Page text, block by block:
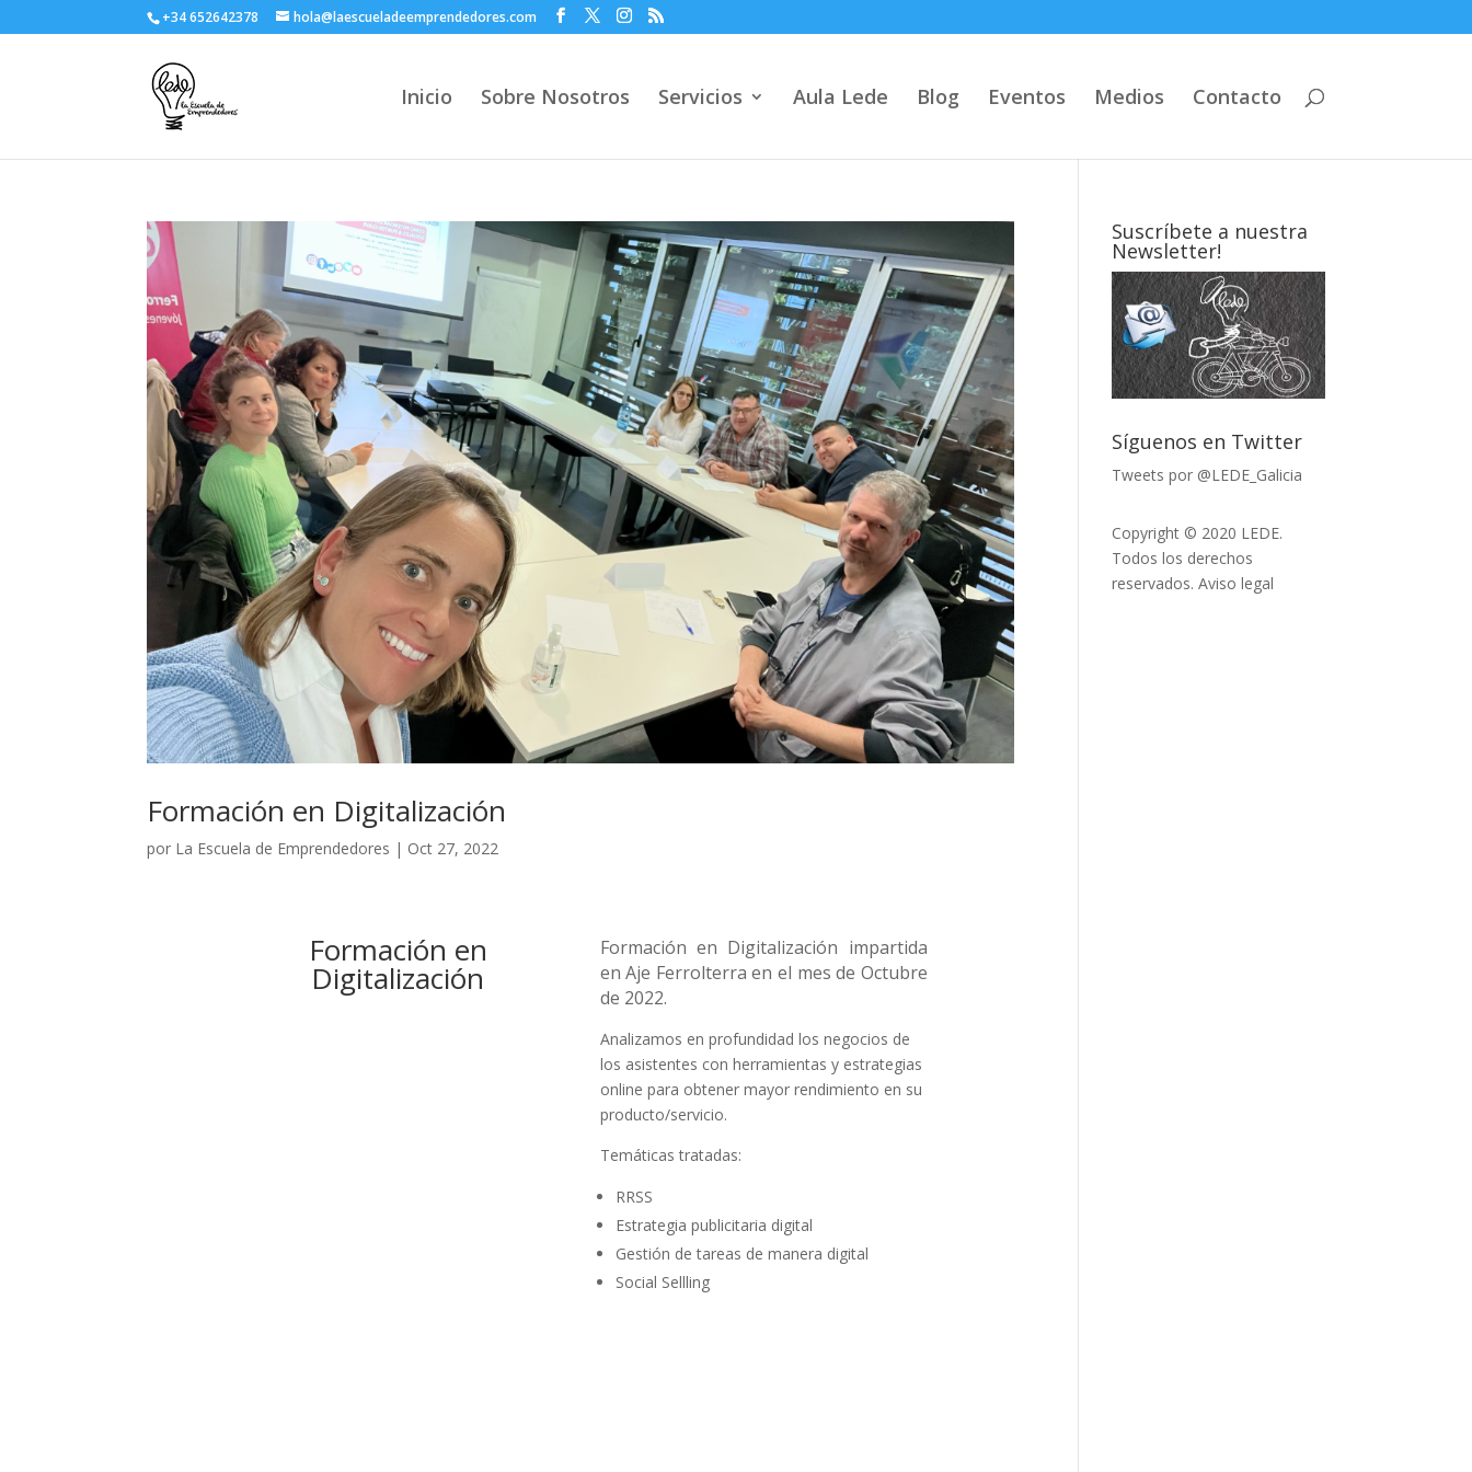
+34 652642378 hola@laescueladeemprendedores.com
Inicio Sobre Nosotros Servicios Aula Lede Blog Eventos Medios Contacto
Formación en Digitalización
por La Escuela de Emprendedores | Oct 27, 2022
Formación en
Digitalización
Formación en Digitalización impartida
en Aje Ferrolterra en el mes de Octubre
de 2022.
Analizamos en profundidad los negocios de
los asistentes con herramientas y estrategias
online para obtener mayor rendimiento en su
producto/servicio.
Temáticas tratadas:
RRSS
Estrategia publicitaria digital
Gestión de tareas de manera digital
Social Sellling
Suscríbete a nuestra
Newsletter!
Síguenos en Twitter
Tweets por @LEDE_Galicia
Copyright © 2020 LEDE.
Todos los derechos
reservados.Aviso legal